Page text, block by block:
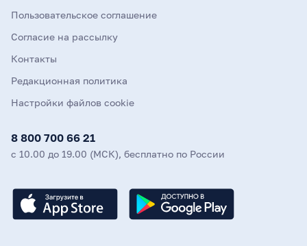
Пользовательское соглашение
Согласие на рассылку
Контакты
Редакционная политика
Настройки файлов cookie
8 800 700 66 21
с 10.00 до 19.00 (МСК), бесплатно по России